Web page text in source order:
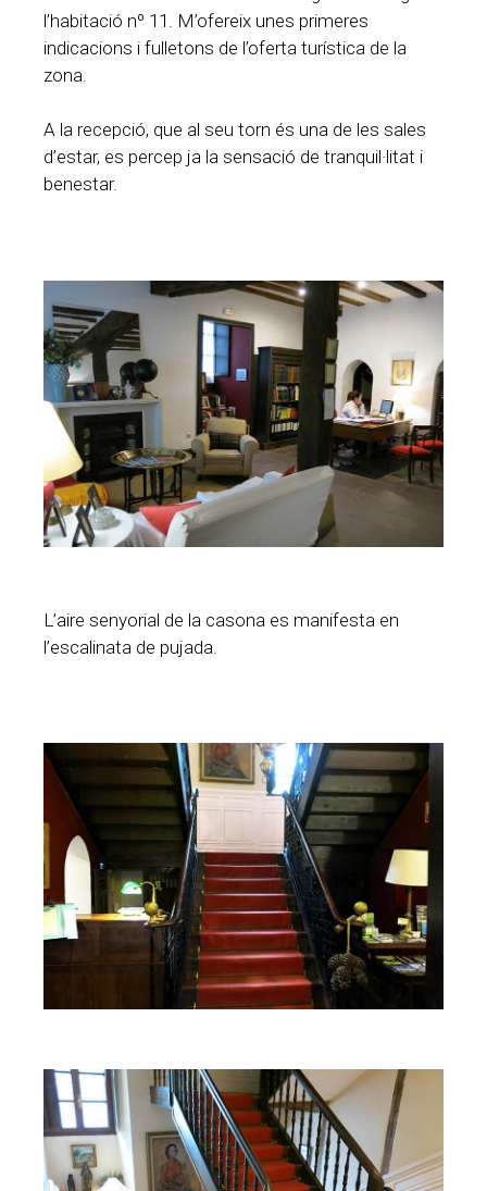
l’habitació nº 11. M’ofereix unes primeres
indicacions i fulletons de l’oferta turística de la
zona.
A la recepció, que al seu torn és una de les sales
d’estar, es percep ja la sensació de tranquil·litat i
benestar.
L’aire senyorial de la casona es manifesta en
l’escalinata de pujada.